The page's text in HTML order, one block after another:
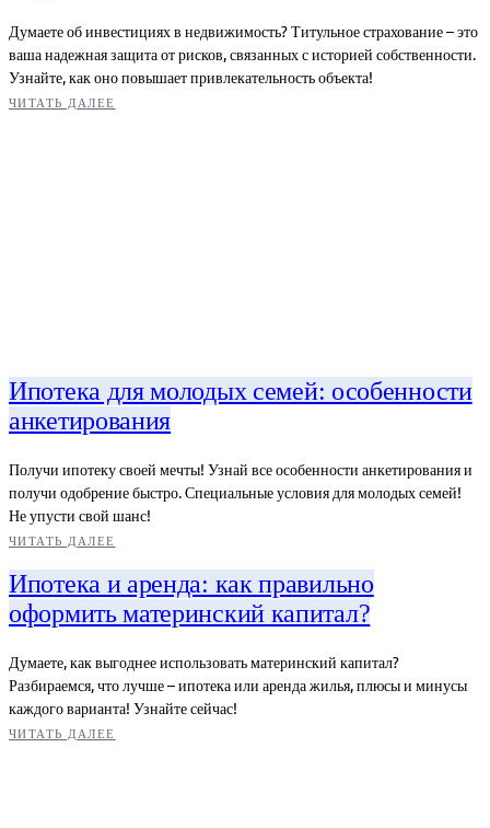
Думаете об инвестициях в недвижимость? Титульное страхование – это
ваша надежная защита от рисков, связанных с историей собственности.
Узнайте, как оно повышает привлекательность объекта!
ЧИТАТЬ ДАЛЕЕ
Ипотека для молодых семей: особенности
анкетирования
Получи ипотеку своей мечты! Узнай все особенности анкетирования и
получи одобрение быстро. Специальные условия для молодых семей!
Не упусти свой шанс!
ЧИТАТЬ ДАЛЕЕ
Ипотека и аренда: как правильно
оформить материнский капитал?
Думаете, как выгоднее использовать материнский капитал?
Разбираемся, что лучше – ипотека или аренда жилья, плюсы и минусы
каждого варианта! Узнайте сейчас!
ЧИТАТЬ ДАЛЕЕ